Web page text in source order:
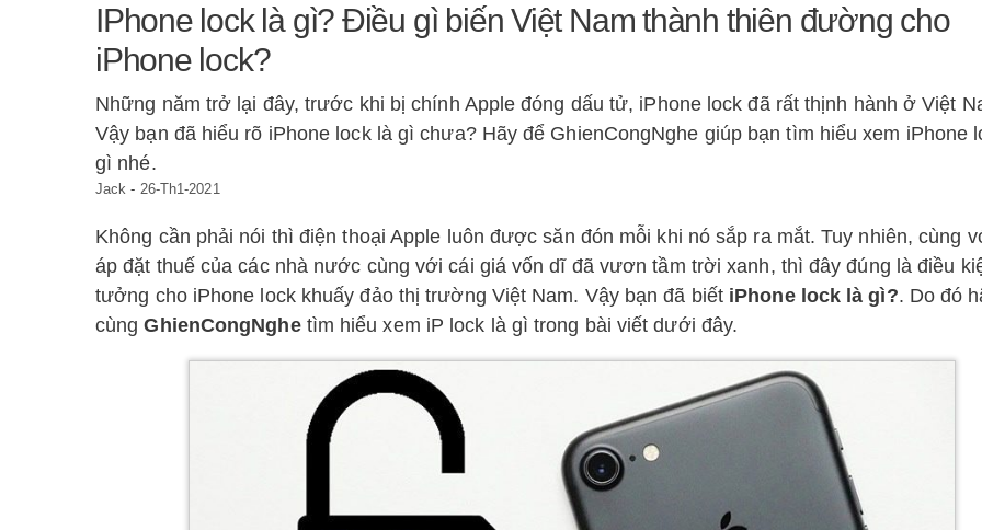
IPhone lock là gì? Điều gì biến Việt Nam thành thiên đường cho
iPhone lock?
Những năm trở lại đây, trước khi bị chính Apple đóng dấu tử, iPhone lock đã rất thịnh hành ở Việt
Vậy bạn đã hiểu rõ iPhone lock là gì chưa? Hãy để GhienCongNghe giúp bạn tìm hiểu xem iPhone
gì nhé.
Jack - 26-Th1-2021
Không cần phải nói thì điện thoại Apple luôn được săn đón mỗi khi nó sắp ra mắt. Tuy nhiên, cùng
áp đặt thuế của các nhà nước cùng với cái giá vốn dĩ đã vươn tầm trời xanh, thì đây đúng là điều
tưởng cho iPhone lock khuấy đảo thị trường Việt Nam. Vậy bạn đã biết iPhone lock là gì?. Do đó
cùngGhienCongNghetìm hiểu xem iP lock là gì trong bài viết dưới đây.